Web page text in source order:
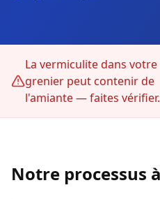
La vermiculite dans votre
grenier peut contenir de
l'amiante — faites vérifier.
Notre processus à